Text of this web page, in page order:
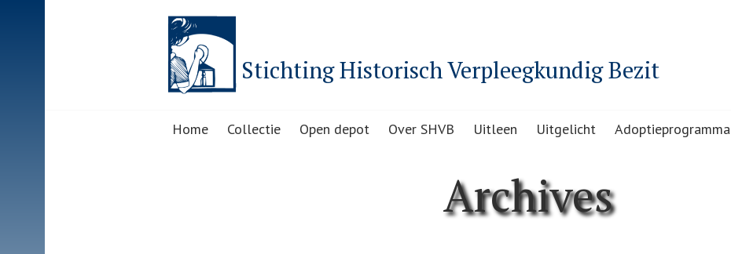
Stichting Historisch Verpleegkundig Bezit
Home Collectie Open depot Over SHVB Uitleen Uitgelicht Adoptieprogramma
Archives